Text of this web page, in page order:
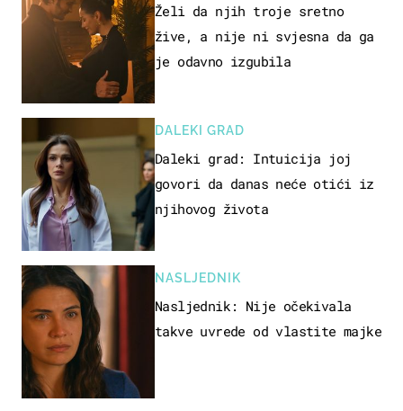
Želi da njih troje sretno
žive, a nije ni svjesna da ga
je odavno izgubila
DALEKI GRAD
Daleki grad: Intuicija joj
govori da danas neće otići iz
njihovog života
NASLJEDNIK
Nasljednik: Nije očekivala
takve uvrede od vlastite majke